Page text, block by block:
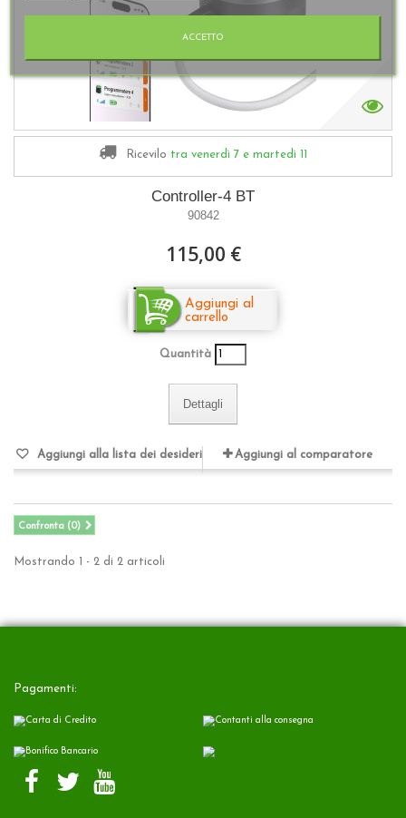
Ricevilo tra venerdì 7 e martedì 11
Controller-4 BT
90842
115,00 €
Aggiungi al
carrello
Quantità
Dettagli
Aggiungi alla lista dei desideri Aggiungi al comparatore
Confronta (0)
Mostrando 1 - 2 di 2 articoli
Pagamenti:
ACCETTO